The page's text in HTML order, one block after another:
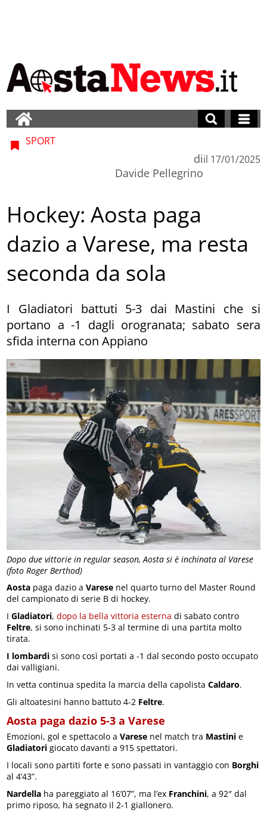
Dopo due vittorie in regular season, Aosta si è inchinata al Varese
(foto Roger Berthod)
SPORT
di
Davide Pellegrino
il 17/01/2025
Hockey: Aosta paga
dazio a Varese, ma resta
seconda da sola
I Gladiatori battuti 5-3 dai Mastini che si
portano a -1 dagli orogranata; sabato sera
sfida interna con Appiano
Aosta paga dazio aVarese nel quarto turno del Master Round
del campionato di serie B di hockey.
IGladiatori,dopo la bella vittoria esterna di sabato contro
Feltre, si sono inchinati 5-3 al termine di una partita molto
tirata.
I lombardi si sono così portati a -1 dal secondo posto occupato
dai valligiani.
In vetta continua spedita la marcia della capolistaCaldaro.
Gli altoatesini hanno battuto 4-2 Feltre.
Aosta paga dazio 5-3 a Varese
Emozioni, gol e spettacolo aVarese nel match tra Mastini e
Gladiatori giocato davanti a 915 spettatori.
I locali sono partiti forte e sono passati in vantaggio con Borghi
al 4’43”.
Nardella ha pareggiato al 16’07”, ma l’ex Franchini, a 92″ dal
primo riposo, ha segnato il 2-1 giallonero.